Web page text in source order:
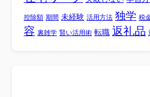
控除額 期間 未経験 活用方法 独学 税
容 裏雑学 賢い活用術 転職 返礼品